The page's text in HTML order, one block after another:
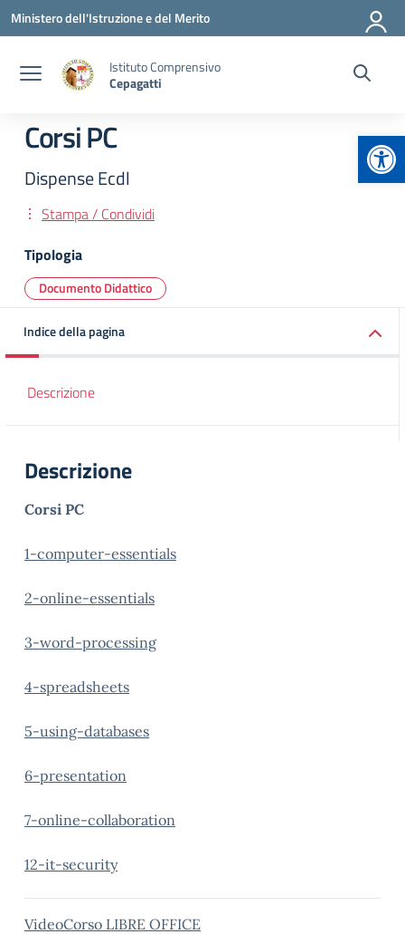
Vai ai contenuti
Vai al menu di navigazione
Vai al footer
Ministero dell'Istruzione e del Merito
Istituto Comprensivo
Cepagatti
Corsi PC
Dispense Ecdl
Stampa / Condividi
Tipologia
Documento Didattico
Indice della pagina
Descrizione
Descrizione
Corsi PC
1-computer-essentials
2-online-essentials
3-word-processing
4-spreadsheets
5-using-databases
6-presentation
7-online-collaboration
12-it-security
VideoCorso LIBRE OFFICE